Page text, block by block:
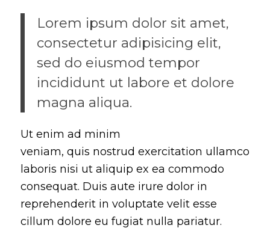
Lorem ipsum dolor sit amet,
consectetur adipisicing elit,
sed do eiusmod tempor
incididunt ut labore et dolore
magna aliqua.
Ut enim ad minim
veniam, quis nostrud exercitation ullamco
laboris nisi ut aliquip ex ea commodo
consequat. Duis aute irure dolor in
reprehenderit in voluptate velit esse
cillum dolore eu fugiat nulla pariatur.